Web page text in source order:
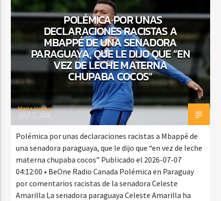
POLÉMICA POR UNAS
DECLARACIONES RACISTAS A
MBAPPÉ DE UNA SENADORA
PARAGUAYA, QUE LE DIJO QUE “EN
VEZ DE LECHE MATERNA
CHUPABA COCOS”
Maria Henao
JULY 7, 2026
Polémica por unas declaraciones racistas a Mbappé de
una senadora paraguaya, que le dijo que “en vez de leche
materna chupaba cocos” Publicado el 2026-07-07
04:12:00 • BeOne Radio Canada Polémica en Paraguay
por comentarios racistas de la senadora Celeste
Amarilla La senadora paraguaya Celeste Amarilla ha